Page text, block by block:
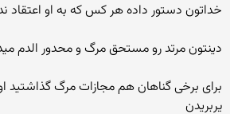
خداتون دستور داده هر کس که به او اعتقاد
دینتون مرتد رو مستحق مرگ و محدور الدم
برای برخی گناهان هم مجازات مرگ گذاشتید
یربریدن